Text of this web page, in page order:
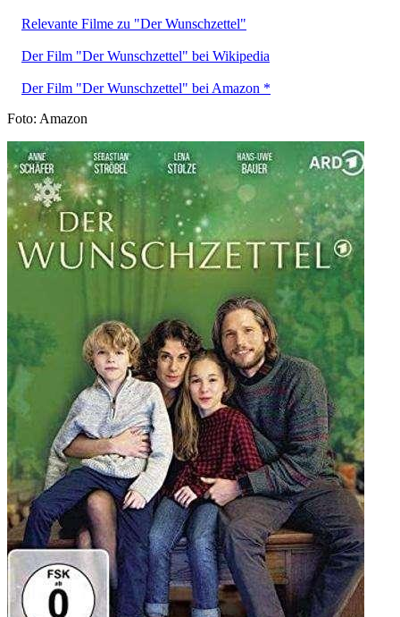
Relevante Filme zu "Der Wunschzettel"
Der Film "Der Wunschzettel" bei Wikipedia
Der Film "Der Wunschzettel" bei Amazon *
Foto: Amazon